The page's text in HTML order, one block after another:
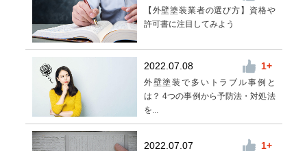
【外壁塗装業者の選び方】資格や
許可書に注目してみよう
2022.07.08 1
外壁塗装で多いトラブル事例と
は？ 4つの事例から予防法・対処法
を...
2022.07.07 1